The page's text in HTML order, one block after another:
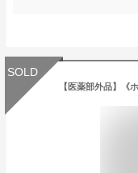
SOLD